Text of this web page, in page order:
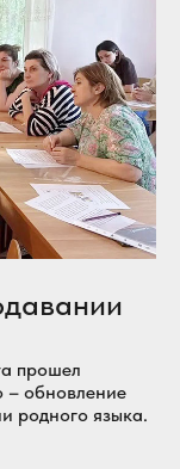
прошел
– обновление
родного языка.